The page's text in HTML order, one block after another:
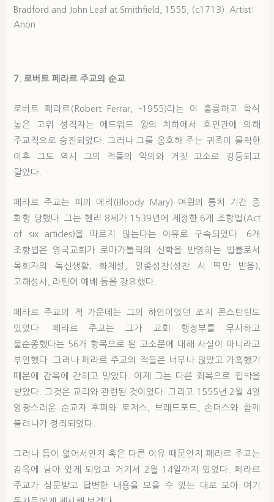
Bradford and John Leaf at Smithfield, 1555, (c1713). Artist:
Anon
7. 로버트 페라르 주교의 순교
로버트 페라르(Robert Ferrar, -1955)라는 이 훌륭하고 학식
높은 고위 성직자는 에드워드 왕의 치하에서 호민관에 의해
주교직으로 승진되었다. 그러나 그를 옹호해 주는 귀족이 몰락한
이후 그도 역시 그의 적들의 악의와 거짓 고소로 강등되고
말았다.
페라르 주교는 피의 메리(Bloody Mary) 여왕의 통치 기간 중
화형 당했다. 그는 헨리 8세가 1539년에 제정한 6개 조항법(Act
of six articles)을 따르지 않는다는 이유로 구속되었다. 6개
조항법은 영국교회가 로마가톨릭의 신학을 반영하는 법률로서
목회자의 독신생활, 화체설, 일종성찬(성찬 시 떡만 받음),
고해성사, 라틴어 예배 등을 강요했다.
페라르 주교의 적 가운데는 그의 하인이었던 조지 콘스탄틴도
있었다. 페라르 주교는 그가 교회 행정부를 무시하고
불순종했다는 56개 항목으로 된 고소문에 대해 사실이 아니라고
부인했다. 그러나 페라르 주교의 적들은 너무나 많았고 가혹했기
때문에 감옥에 갇히고 말았다. 이제 그는 다른 죄목으로 핍박을
받았다. 그것은 교리와 관련된 것이었다. 그리고 1555년 2월 4일
영광스러운 순교자 후퍼와 로저스, 브래드포드, 손더스와 함께
불려나가 정죄되었다.
그러나 틈이 없어서인지 혹은 다른 이유 때문인지 페라르 주교는
감옥에 남아 있게 되었고 거기서 2월 14일까지 있었다. 페라르
주교가 심문받고 답변한 내용을 모을 수 있는 대로 모아 여기